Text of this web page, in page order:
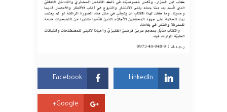
Facebook LinkedIn
Google+